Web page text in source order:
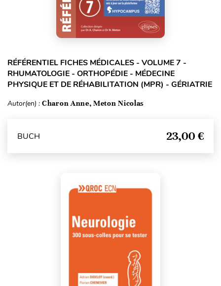
RÉFÉRENTIEL FICHES MÉDICALES - VOLUME 7 -
RHUMATOLOGIE - ORTHOPÉDIE - MÉDECINE
PHYSIQUE ET DE RÉHABILITATION (MPR) - GÉRIATRIE
Autor(en) : Charon Anne, Meton Nicolas
BUCH 23,00 €